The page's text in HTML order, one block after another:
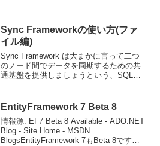
Sync Frameworkの使い方(ファ
イル編)
Sync Framework は大まかに言って二つ
のノード間でデータを同期するための共
通基盤を提供しましょうという、SQL
す。ここでのデータとは、ファイ...
EntityFramework 7 Beta 8
情報源: EF7 Beta 8 Available - ADO.NET
Blog - Site Home - MSDN
BlogsEntityFramework 7もBeta 8です。